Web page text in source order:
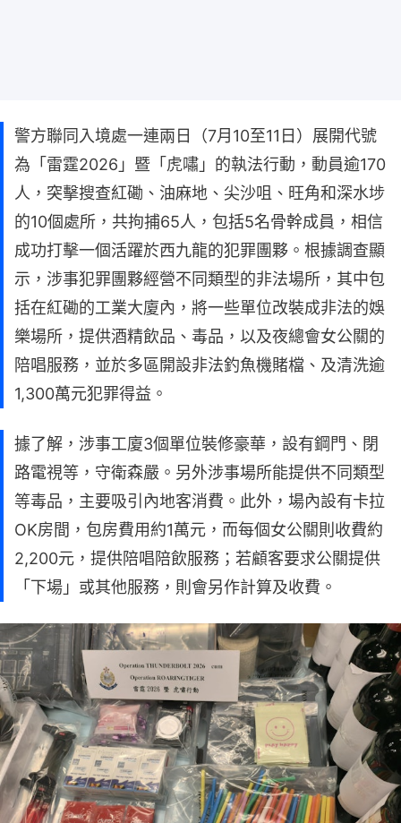
警方聯同入境處一連兩日（7月10至11日）展開代號
為「雷霆2026」暨「虎嘯」的執法行動，動員逾170
人，突擊搜查紅磡、油麻地、尖沙咀、旺角和深水埗
的10個處所，共拘捕65人，包括5名骨幹成員，相信
成功打擊一個活躍於西九龍的犯罪團夥。根據調查顯
示，涉事犯罪團夥經營不同類型的非法場所，其中包
括在紅磡的工業大廈內，將一些單位改裝成非法的娛
樂場所，提供酒精飲品、毒品，以及夜總會女公關的
陪唱服務，並於多區開設非法釣魚機賭檔、及清洗逾
1,300萬元犯罪得益。
據了解，涉事工廈3個單位裝修豪華，設有鋼門、閉
路電視等，守衛森嚴。另外涉事場所能提供不同類型
等毒品，主要吸引內地客消費。此外，場內設有卡拉
OK房間，包房費用約1萬元，而每個女公關則收費約
2,200元，提供陪唱陪飲服務；若顧客要求公關提供
「下場」或其他服務，則會另作計算及收費。